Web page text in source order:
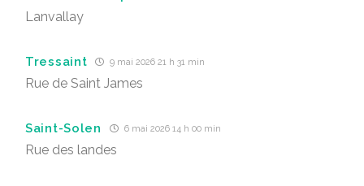
Lanvallay
Tressaint 9 mai 2026 21 h 31 min
Rue de Saint James
Saint-Solen 6 mai 2026 14 h 00 min
Rue des landes